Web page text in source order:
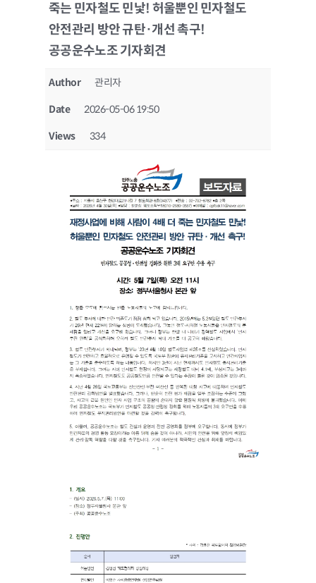
죽는 민자철도 민낯! 허울뿐인 민자철도
안전관리 방안 규탄·개선 촉구!
공공운수노조 기자회견
Author 관리자
Date 2026-05-06 19:50
Views 334